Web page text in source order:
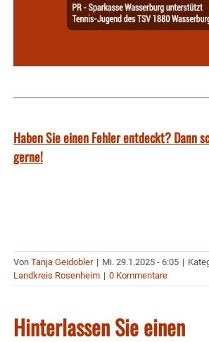
Haben Sie einen Fehler entdeckt? Dann
gerne!
Von Tanja Geidobler | Mi. 29.1.2025 - 6:05 |
Landkreis Rosenheim | 0 Kommentare
Hinterlassen Sie einen